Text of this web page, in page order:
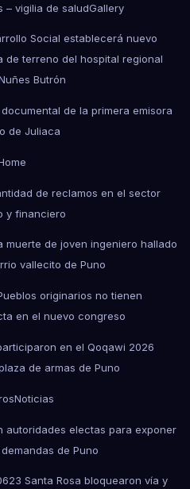
– vigilia de saludGallery
Social establecerá nuevo
de terreno del hospital regional
Butrón
de la primera emisora
de Juliaca
de reclamos en el sector
y financiero
de joven ingeniero hallado
vallecito de Puno
originarios no tienen
en el nuevo congreso
en el Qoqawi 2026
de armas de Puno
Noticias
autoridades electas para exponer
de Puno
Santa Rosa bloquearon vía y